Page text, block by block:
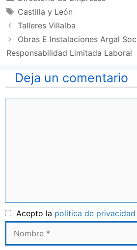
Etiquetas
Castilla y León
Talleres Villalba
Obras E Instalaciones Argal
Responsabilidad Limitada Laboral
Deja un comentario
Acepto la política de privacidad